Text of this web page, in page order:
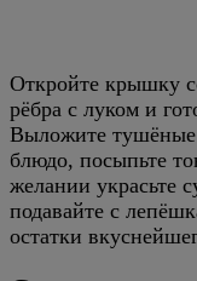
Откройте крышку
рёбра с луком и
Выложите тушёные
блюдо, посыпьте
желании украсьте
подавайте с
остатки